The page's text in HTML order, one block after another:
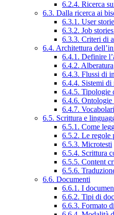
6.2.4. Ricerca
6.3. Dalla ricerca ai
6.3.1. User
6.3.2. Job
6.3.3. Criteri di
6.4. Architettura
6.4.1. Definire
6.4.2. Alberatura
6.4.3. Flussi di
6.4.4. Sistemi di
6.4.5. Tipologie
6.4.6. Ontologie
6.4.7.
6.5. Scrittura e
6.5.1. Come
6.5.2. Le regole
6.5.3. Microtesti
6.5.4. Scrittura
6.5.5. Content
6.5.6.
6.6. Documenti
6.6.1. I
6.6.2. Tipi di
6.6.3. Formato